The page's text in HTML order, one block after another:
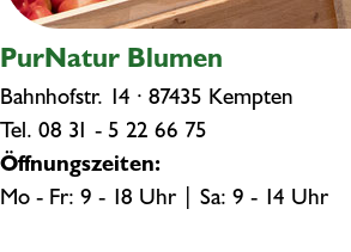
PurNatur Blumen
Bahnhofstr. 14 · 87435 Kempten
Tel. 08 31 - 5 22 66 75
Öffnungszeiten:
Mo - Fr: 9 - 18 Uhr | Sa: 9 - 14 Uhr